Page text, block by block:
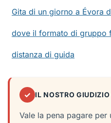
Gita di un giorno a Évora
dove il formato di gruppo
distanza di guida
✓ IL NOSTRO
Vale la pena pagare